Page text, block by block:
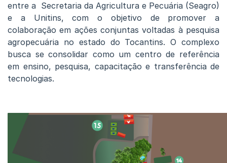
entre a Secretaria da Agricultura e Pecuária (Seagro)
e a Unitins, com o objetivo de promover a
colaboração em ações conjuntas voltadas à pesquisa
agropecuária no estado do Tocantins. O complexo
busca se consolidar como um centro de referência
em ensino, pesquisa, capacitação e transferência de
tecnologias.